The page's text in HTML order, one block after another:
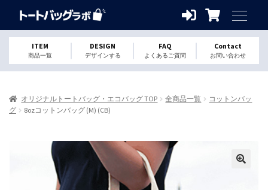
ITEM
商品一覧
DESIGN
デザインする
FAQ
よくあるご質問
Contact
お問い合わせ
オリジナルトートバッグ・エコバッグ TOP 全商品一覧
コットンバッ
グ
8ozコットンバッグ (M) (CB)